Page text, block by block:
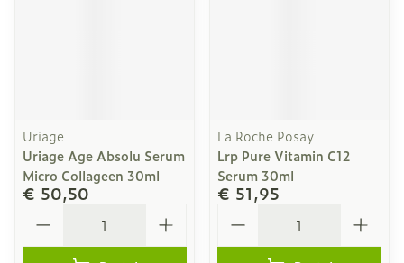
Uriage
Uriage Age Absolu Serum
Micro Collageen 30ml
€ 50,50
La Roche Posay
Lrp Pure Vitamin C12
Serum 30ml
€ 51,95